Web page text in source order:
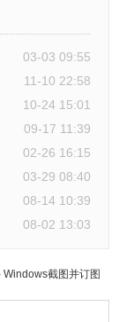
地址
03-03 09:55
11-10 22:58
10-24 15:01
09-17 11:39
02-26 16:15
03-29 08:40
08-14 10:39
08-02 13:03
Windows截图并订图